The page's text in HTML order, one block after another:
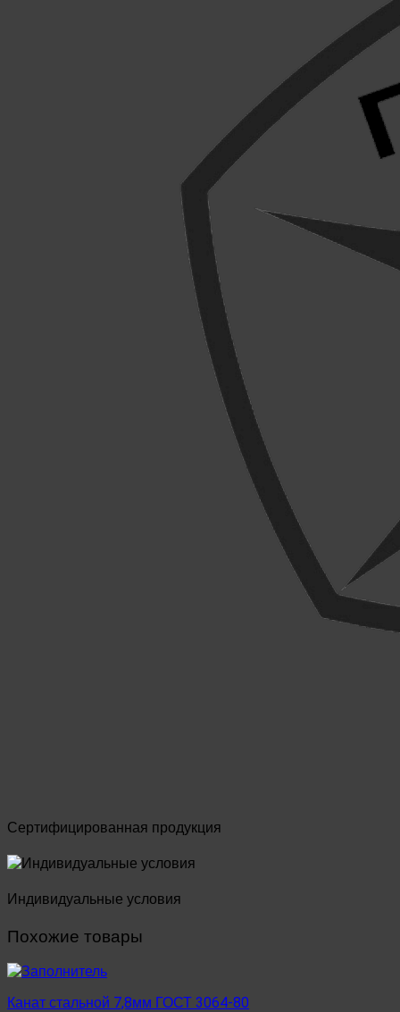
Сертифицированная продукция
Индивидуальные условия
Похожие товары
Канат стальной 7,8мм ГОСТ 3064-80